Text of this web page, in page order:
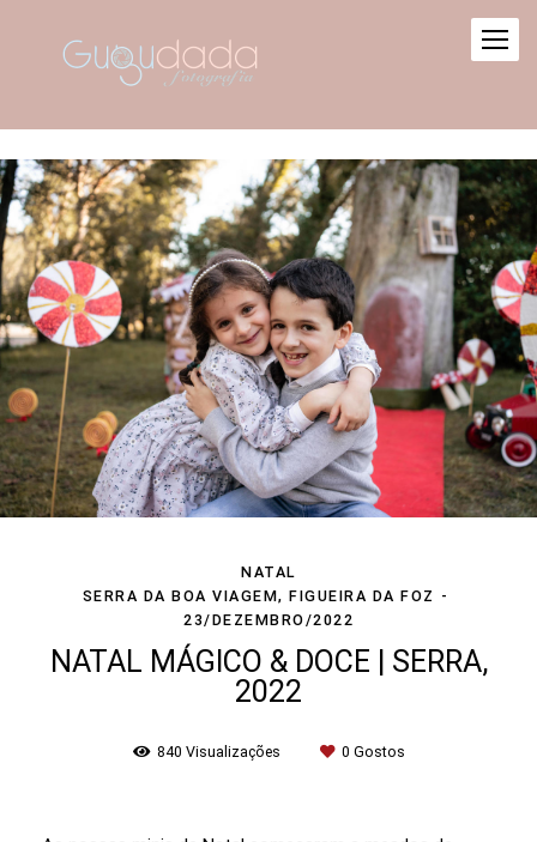
NATAL
SERRA DA BOA VIAGEM, FIGUEIRA DA FOZ
23/DEZEMBRO/2022
NATAL MÁGICO & DOCE | SERRA,
2022
840 Visualizações 0 Gostos